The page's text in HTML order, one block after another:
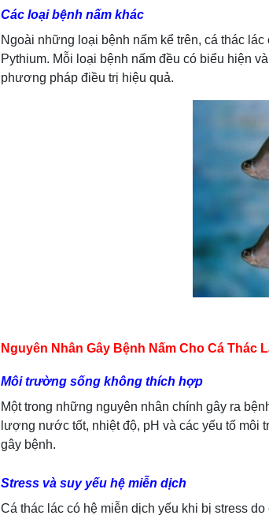
Các loại bệnh nấm khác
Ngoài những loại bệnh nấm kể trên, cá thác
Pythium. Mỗi loại bệnh nấm đều có biểu hiện
phương pháp điều trị hiệu quả.
Nguyên Nhân Gây Bệnh Nấm Cho Cá Thác
Môi trường sống không thích hợp
Một trong những nguyên nhân chính gây ra
lượng nước tốt, nhiệt độ, pH và các yếu tố môi
gây bệnh.
Stress và suy yếu hệ miễn dịch
Cá thác lác có hệ miễn dịch yếu khi bị stress